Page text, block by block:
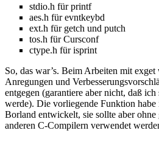
stdio.h für printf
aes.h für evntkeybd
ext.h für getch und putch
tos.h für Cursconf
ctype.h für isprint
So, das war’s. Beim Arbeiten mit
Anregungen und
entgegen (garantiere aber nicht, daß
werde). Die vorliegende Funktion
Borland entwickelt, sie sollte aber
anderen C-Compilern verwendet